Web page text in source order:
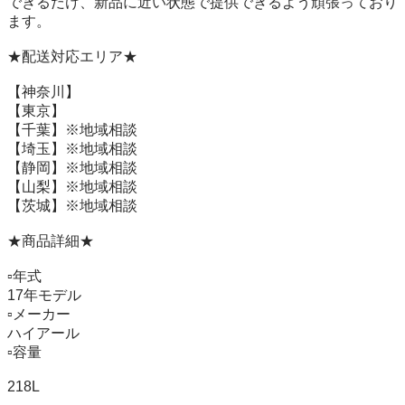
ます。
★配送対応エリア★
【神奈川】
【東京】
【千葉】※地域相談
【埼玉】※地域相談
【静岡】※地域相談
【山梨】※地域相談
【茨城】※地域相談
★商品詳細★
▫️年式
17年モデル
▫️メーカー
ハイアール
▫️容量
218L